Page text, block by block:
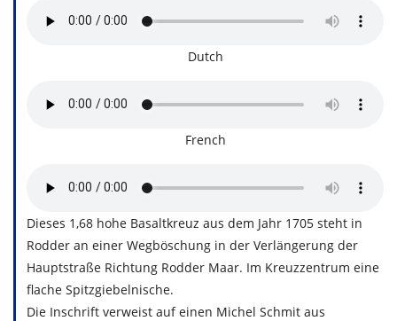
Dutch
French
Dieses 1,68 hohe Basaltkreuz aus dem Jahr 1705 steht in
Rodder an einer Wegböschung in der Verlängerung der
Hauptstraße Richtung Rodder Maar. Im Kreuzzentrum eine
flache Spitzgiebelnische.
Die Inschrift verweist auf einen Michel Schmit aus